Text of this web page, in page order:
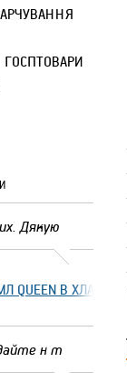
ГОСПТОВАРИ
Дякую
QUEEN В
н т